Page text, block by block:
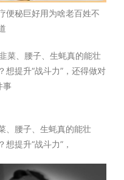
便秘巨好用为啥老百姓不
、腰子、生蚝真的能壮
想提升“战斗力”，